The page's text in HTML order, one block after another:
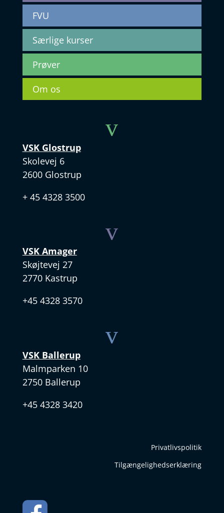
FVU
Særlige kurser
Prøver
Om os
v
VSK Glostrup
Skolevej 6
2600 Glostrup
+ 45 4328 3500
v
VSK Amager
Skøjtevej 27
2770 Kastrup
+45 4328 3570
v
VSK Ballerup
Malmparken 10
2750 Ballerup
+45 4328 3420
Privatlivspolitik
Tilgængelighedserklæring